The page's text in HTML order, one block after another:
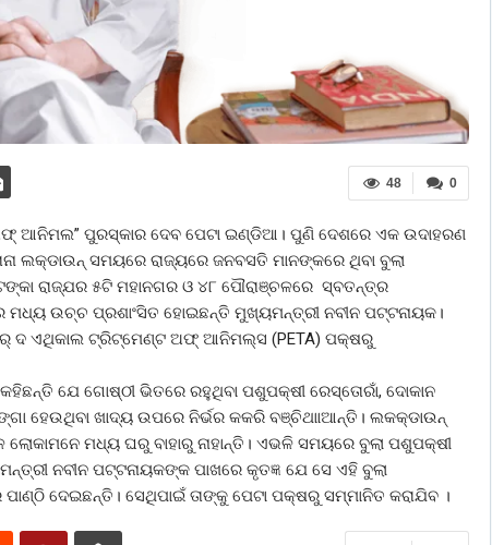
0
48
ଆନିମଲ” ପୁରସ୍କାର ଦେବ ପେଟା ଇଣ୍ଡିଆ। ପୁଣି ଦେଶରେ ଏକ ଉଦାହରଣ
ଲକ୍‌ଡାଉନ୍‌ ସମୟରେ ରାଜ୍ୟରେ ଜନବସତି ମାନଙ୍କରେ ଥିବା ବୁଲା
ରାଜ୍ଯର ୫ଟି ମହାନଗର ଓ ୪୮ ପୌରାଞ୍ଚଳରେ ସ୍ବତନ୍ତ୍ର
ମଧ୍ୟ ଉଚ୍ଚ ପ୍ରଶାଂସିତ ହୋଇଛନ୍ତି ମୁଖ୍ୟମନ୍ତ୍ରୀ ନବୀନ ପଟ୍ଟନାୟକ।
ଦ ଏଥିକାଲ ଟ୍ରିଟ୍‌ମେଣ୍ଟ ଅଫ୍‌ ଆନିମଲ୍‌ସ (PETA) ପକ୍ଷରୁ
ଯେ ଗୋଷ୍ଠୀ ଭିତରେ ରହୁଥିବା ପଶୁପକ୍ଷୀ ରେସ୍ତୋରାଁ, ଦୋକାନ
ହେଉଥିବା ଖାଦ୍ୟ ଉପରେ ନିର୍ଭର କକରି ବଞ୍ଚିଥାାଆନ୍ତି। ଲକକ୍‌ଡାଉନ୍‌
ମଧ୍ୟ ଘରୁ ବାହାରୁ ନାହାନ୍ତି। ଏଭଳି ସମୟରେ ବୁଲା ପଶୁପକ୍ଷୀ
ନବୀନ ପଟ୍ଟନାୟକଙ୍କ ପାଖରେ କୃତଜ୍ଞ ଯେ ସେ ଏହି ବୁଲା
ଦେଇଛନ୍ତି। ସେଥିପାଇଁ ତାଙ୍କୁ ପେଟା ପକ୍ଷରୁ ସମ୍ମାନିତ କରାଯିବ ।